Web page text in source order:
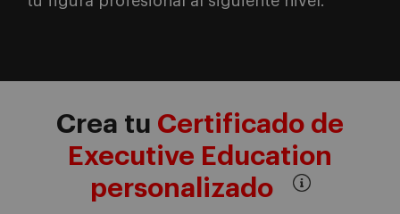
Crea tu Certificado de
Executive Education
personalizado